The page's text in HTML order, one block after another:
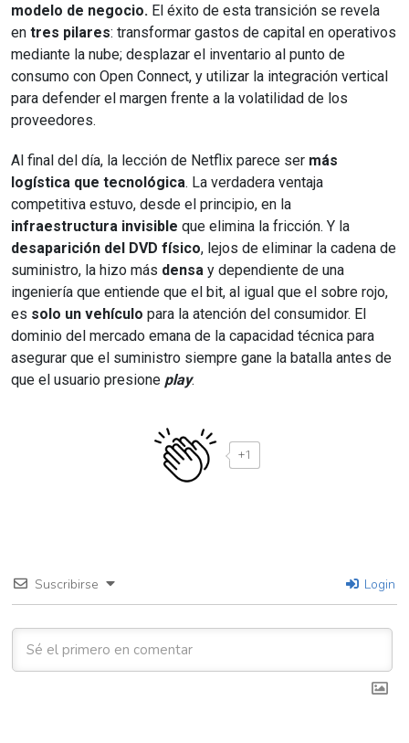
modelo de negocio. El éxito de esta transición se revela
en tres pilares: transformar gastos de capital en operativos
mediante la nube; desplazar el inventario al punto de
consumo con Open Connect, y utilizar la integración vertical
para defender el margen frente a la volatilidad de los
proveedores.
Al final del día, la lección de Netflix parece ser más
logística que tecnológica. La verdadera ventaja
competitiva estuvo, desde el principio, en la
infraestructura invisible que elimina la fricción. Y la
desaparición del DVD físico, lejos de eliminar la cadena de
suministro, la hizo más densa y dependiente de una
ingeniería que entiende que el bit, al igual que el sobre rojo,
es solo un vehículo para la atención del consumidor. El
dominio del mercado emana de la capacidad técnica para
asegurar que el suministro siempre gane la batalla antes de
que el usuario presione play.
+1
Suscribirse Login